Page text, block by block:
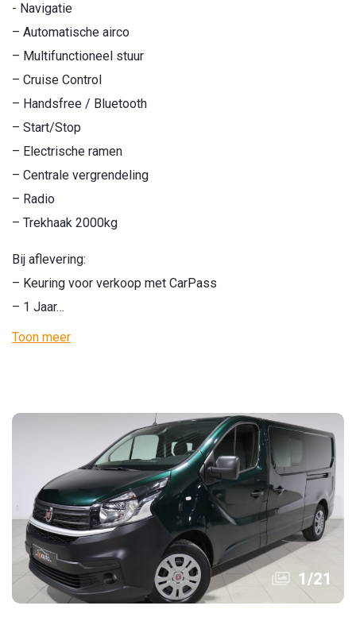
- Navigatie
– Automatische airco
– Multifunctioneel stuur
– Cruise Control
– Handsfree / Bluetooth
– Start/Stop
– Electrische ramen
– Centrale vergrendeling
– Radio
– Trekhaak 2000kg
Bij aflevering:
– Keuring voor verkoop met CarPass
– 1 Jaar…
Toon meer
1/21